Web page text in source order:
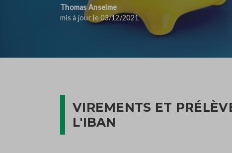
Thomas Anselme
mis à jour le 03/12/2021
VIREMENTS ET
L'IBAN